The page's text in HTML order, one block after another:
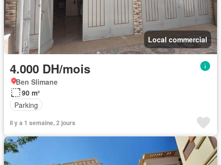
Local commercial
4.000 DH/mois
Ben Slimane
90 m²
Parking
Il y a 1 semaine, 2 jours